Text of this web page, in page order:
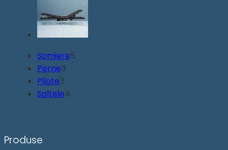
Somiere5
Perne3
Pilote3
produse
Saltele4
Produse